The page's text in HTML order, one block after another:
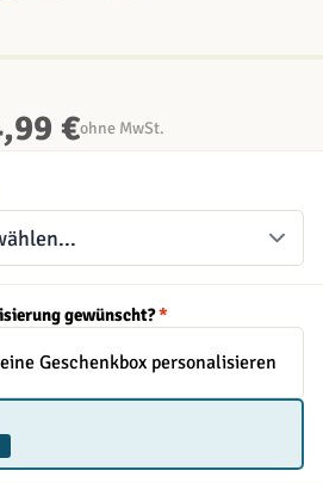
€ohne MwSt.
gewünscht?*
Geschenkbox personalisieren